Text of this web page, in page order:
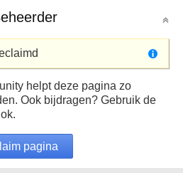
helpt deze pagina zo
Ook bijdragen? Gebruik de
pagina